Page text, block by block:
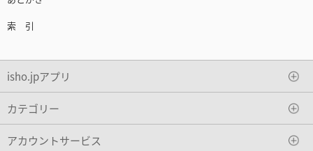
索 引
isho.jpアプリ
カテゴリー
アカウントサービス